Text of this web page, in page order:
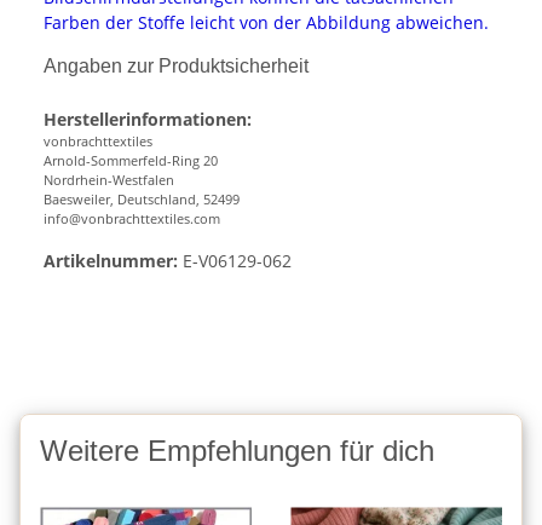
Farben der Stoffe leicht von der Abbildung abweichen.
Angaben zur Produktsicherheit
Herstellerinformationen:
vonbrachttextiles
Arnold-Sommerfeld-Ring 20
Nordrhein-Westfalen
Baesweiler, Deutschland, 52499
info@vonbrachttextiles.com
Artikelnummer: E-V06129-062
Weitere Empfehlungen für dich